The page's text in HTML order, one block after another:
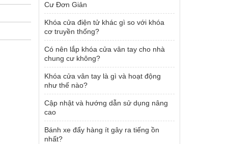
Cư Đơn Giản
Khóa cửa điện tử khác gì so với khóa
cơ truyền thống?
Có nên lắp khóa cửa vân tay cho nhà
chung cư không?
Khóa cửa vân tay là gì và hoạt động
như thế nào?
Cập nhật và hướng dẫn sử dụng nâng
cao
Bánh xe đẩy hàng ít gây ra tiếng ồn
nhất?